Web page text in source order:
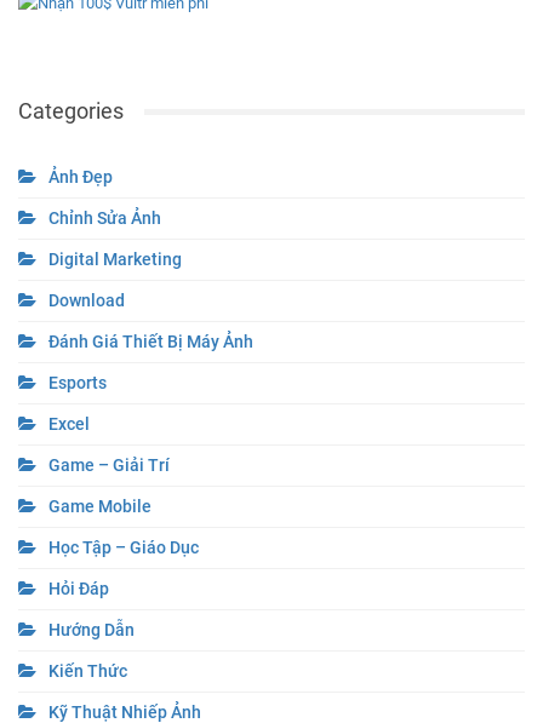
Categories
Ảnh Đẹp
Chỉnh Sửa Ảnh
Digital Marketing
Download
Đánh Giá Thiết Bị Máy Ảnh
Esports
Excel
Game – Giải Trí
Game Mobile
Học Tập – Giáo Dục
Hỏi Đáp
Hướng Dẫn
Kiến Thức
Kỹ Thuật Nhiếp Ảnh